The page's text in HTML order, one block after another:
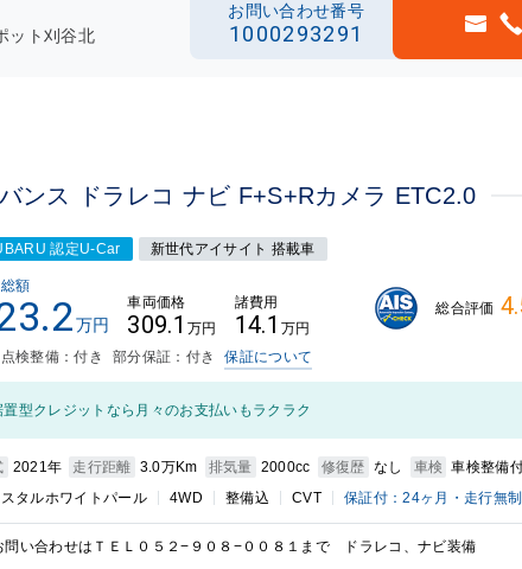
ット刈谷北
お問い合わせ番号
1000293291
ンス ドラレコ ナビ F+S+Rカメラ ETC2.0
認定U-Car 新世代アイサイト 搭載車
額
万円
車両価格
309.1 万円
諸費用
14.1 万円
総合評価
検整備：付き 部分保証：付き 保証について
置型クレジットなら月々のお支払いもラクラク
2021年 走行距離 3.0万Km 排気量 2000cc 修復歴 なし 車検 車検整備
タルホワイトパール
4WD 整備込 CVT 保証付：24ヶ月・走行無
問い合わせはＴＥＬ０５２−９０８−００８１まで ドラレコ、ナビ装備